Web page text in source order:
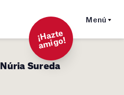
Menú
¡
Hazt
e
a
mi
g
o!
Núria Sureda